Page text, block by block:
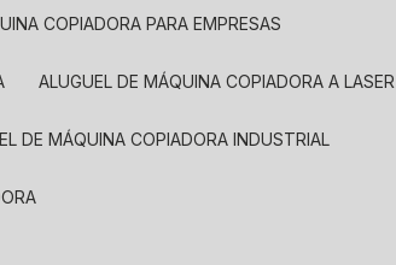
COPIADORA PARA EMPRESAS
ALUGUEL DE MÁQUINA COPIADORA A LASER
DE MÁQUINA COPIADORA INDUSTRIAL